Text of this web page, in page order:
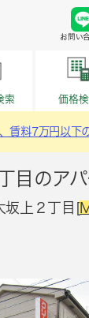
お問い
索 価格
賃料7万円以下
目のア
坂上２丁目[